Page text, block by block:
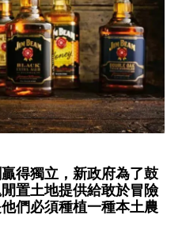
得獨立，新政府為了鼓
置土地提供給敢於冒險
們必須種植一種本土農